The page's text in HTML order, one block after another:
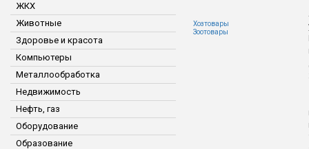
ЖКХ
Животные
Здоровье и красота
Компьютеры
Металлообработка
Недвижимость
Нефть, газ
Оборудование
Образование
Хозтовары
Зоотовары